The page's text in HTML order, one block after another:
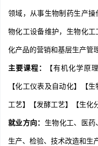
领域，从事生物制药生产
物化工设备维护，生物化
化产品的营销和基层生产管
主要课程： 【有机化学原
【化工仪表及自动化】【
工艺】【发酵工艺】【生化
就业方向： 生物化工、医
生产、检验、技术改造和生